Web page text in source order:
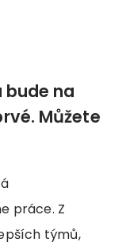
bude na
Můžete
práce. Z
týmů,